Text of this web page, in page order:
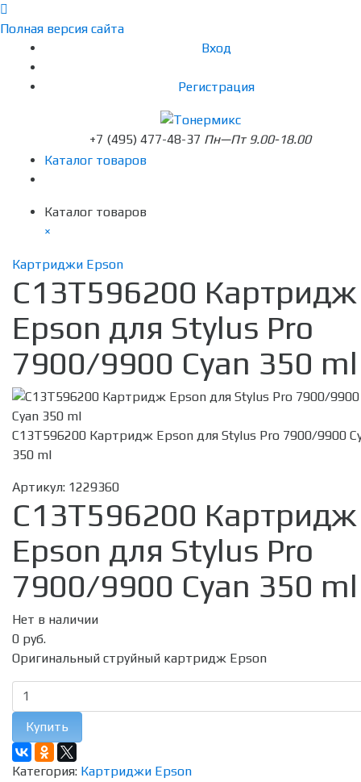
Полная версия сайта
Вход
Регистрация
+7 (495) 477-48-37 Пн—Пт 9.00-18.00
Каталог товаров
Каталог товаров
×
Картриджи Epson
C13T596200 Картридж
Epson для Stylus Pro
7900/9900 Cyan 350 ml
C13T596200 Картридж Epson для Stylus Pro 7900/9900
350 ml
Артикул: 1229360
C13T596200 Картридж
Epson для Stylus Pro
7900/9900 Cyan 350 ml
Нет в наличии
0 руб.
Оригинальный струйный картридж Epson
Купить
Категория: Картриджи Epson